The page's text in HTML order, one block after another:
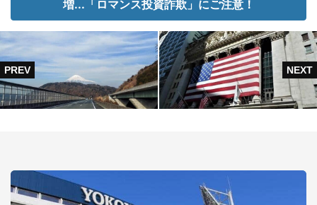
増...「ロマンス投資詐欺」にご注意！